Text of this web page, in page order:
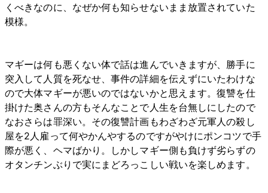
くべきなのに、なぜか何も知らせないまま放置されていた
模様。
マギーは何も悪くない体で話は進んでいきますが、勝手に
突入して人質を死なせ、事件の詳細を伝えずにいたわけな
ので大体マギーが悪いのではないかと思えます。復讐を仕
掛けた奥さんの方もそんなことで人生を台無しにしたので
なおさらは罪深い。その復讐計画もわざわざ元軍人の殺し
屋を2人雇って何やかんやするのですがやけにポンコツで手
際が悪く、ヘマばかり。しかしマギー側も負けず劣らずの
オタンチンぶりで実にまどろっこしい戦いを楽しめます。